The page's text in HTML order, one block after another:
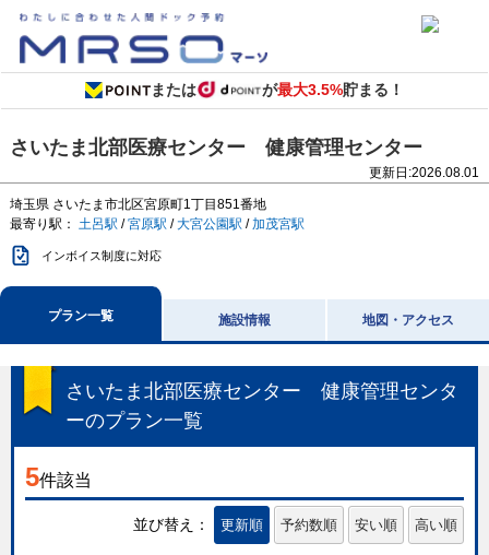
または が最大3.5%貯まる！
さいたま北部医療センター 健康管理センター
更新日:2026.08.01
埼玉県 さいたま市北区宮原町1丁目851番地
最寄り駅： 土呂駅 /宮原駅 /大宮公園駅 /加茂宮駅
インボイス制度に対応
プラン一覧 施設情報 地図・アクセス
さいたま北部医療センター 健康管理センタ
ーのプラン一覧
5件該当
並び替え： 更新順 予約数順 安い順 高い順